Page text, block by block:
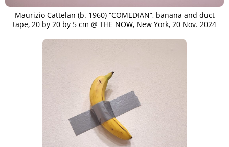
Maurizio Cattelan (b. 1960) “COMEDIAN”, banana and duct
tape, 20 by 20 by 5 cm @ THE NOW, New York, 20 Nov. 2024